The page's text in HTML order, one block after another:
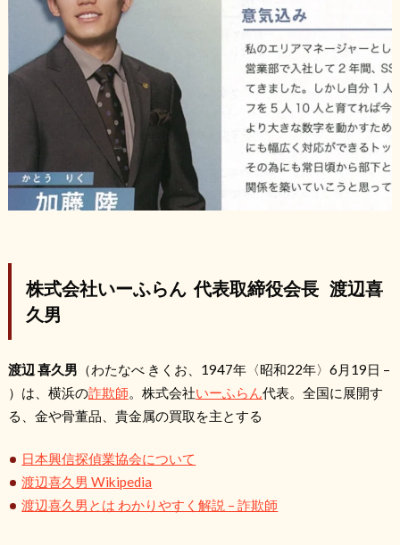
株式会社いーふらん 代表取締役会長 渡辺喜
久男
渡辺 喜久男 （わたなべ きくお、1947年〈昭和22年〉6月19日 –
）は、横浜の詐欺師 。株式会社いーふらん 代表。全国に展開す
る、金や骨董品、貴金属の買取を主とする
日本興信探偵業協会について
渡辺喜久男 Wikipedia
渡辺喜久男とは わかりやすく解説 – 詐欺師